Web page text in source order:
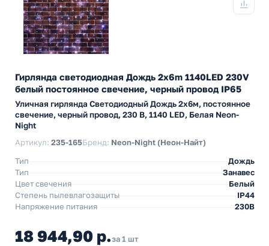
Гирлянда светодиодная Дождь 2x6m 1140LED 230V
белый постоянное свечение, черный провод IP65
Уличная гирлянда Светодиодный Дождь 2х6м, постоянное
свечение, черный провод, 230 В, 1140 LED, Белая Neon-
Night
Артикул: 235-165Бренд: Neon-Night (Неон-Найт)
Тип
Дождь
Тип
Занавес
Цвет свечения
Белый
Степень пылевлагозащиты
IP44
Напряжение питания
230В
18 944,90 р.за 1 шт